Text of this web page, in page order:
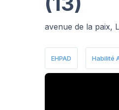
avenue de la paix,
EHPAD Habilité